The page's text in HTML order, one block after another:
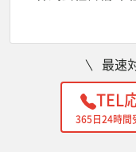
最速
TEL
365日24時間